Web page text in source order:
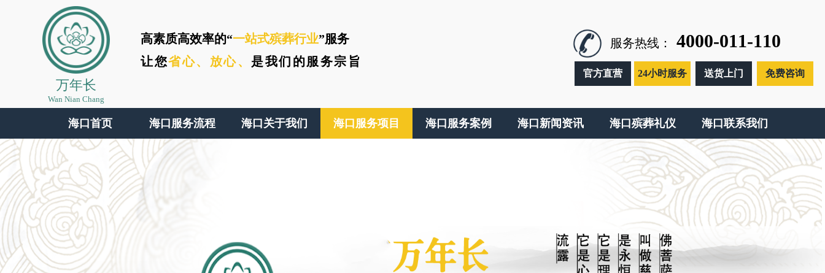
万年长
Wan Nian Chang
高素质高效率的“一站式殡葬行业”服务
让您省心、 放心、 是我们的服务宗旨
服务热线： 4000-011-110
官方直营 24小时服务 送货上门 免费咨询
海口首页 海口服务流程 海口关于我们 海口服务项目 海口服务案例 海口新闻资讯 海口殡葬礼仪 海口联系我们